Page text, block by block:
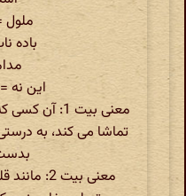
ملول
باده
این
معنی بیت 1:
تماشا می کند، به
معنی بیت